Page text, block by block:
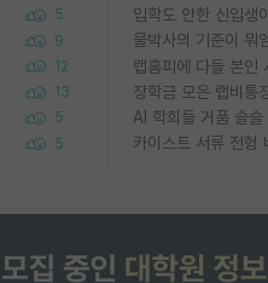
5
9
12
13
5
5
입학도 안한 신입생
물박사의 기준이 뭐
랩홈피에 다들 본인
장학금 모은 랩비통
AI 학회들 거품 슬슬
카이스트 서류 전형